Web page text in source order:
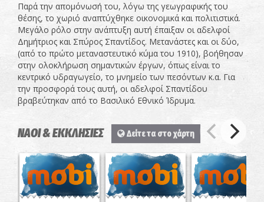
Παρά την απομόνωσή του, λόγω της γεωγραφικής του
θέσης, το χωριό αναπτύχθηκε οικονομικά και πολιτιστικά.
Μεγάλο ρόλο στην ανάπτυξη αυτή έπαιξαν οι αδελφοί
Δημήτριος και Σπύρος Σπαντίδος. Μετανάστες και οι δύο,
(από το πρώτο μεταναστευτικό κύμα του 1910), βοήθησαν
στην ολοκλήρωση σημαντικών έργων, όπως είναι το
κεντρικό υδραγωγείο, το μνημείο των πεσόντων κ.α. Για
την προσφορά τους αυτή, οι αδελφοί Σπαντίδου
βραβεύτηκαν από το Βασιλικό Εθνικό Ίδρυμα.
ΝΑΟΙ & ΕΚΚΛΗΣΙΕΣ Δείτε τα στο χάρτη